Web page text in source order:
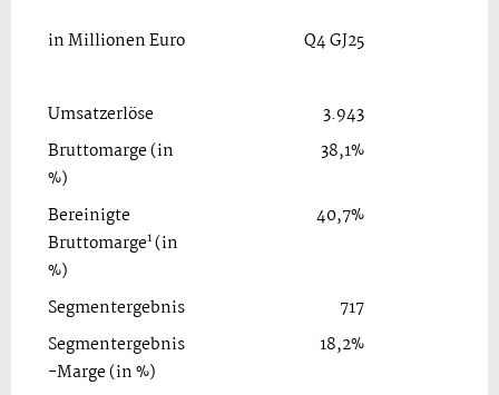
in Millionen Euro Q4 GJ25
Umsatzerlöse 3.943
Bruttomarge (in
%)
38,1%
Bereinigte
Bruttomarge1(in
%)
40,7%
Segmentergebnis 717
Segmentergebnis
-Marge (in %)
18,2%